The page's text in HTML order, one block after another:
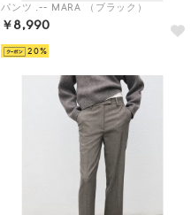
パンツ .-- MARA （ブラック）
￥8,990
20